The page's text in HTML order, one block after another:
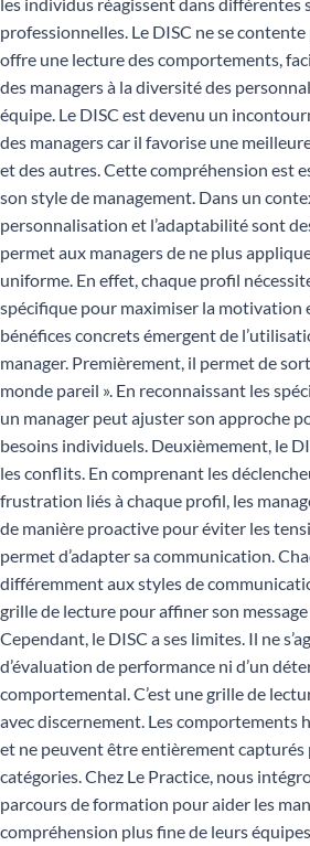
professionnelles. Le DISC ne se contente
offre une lecture des comportements,
des managers à la diversité des
équipe. Le DISC est devenu un
des managers car il favorise une
et des autres. Cette compréhension est
son style de management. Dans un
personnalisation et l’adaptabilité sont
permet aux managers de ne plus
uniforme. En effet, chaque profil
spécifique pour maximiser la motivation
bénéfices concrets émergent de
manager. Premièrement, il permet de
monde pareil ». En reconnaissant les
un manager peut ajuster son approche
besoins individuels. Deuxièmement, le
les conflits. En comprenant les
frustration liés à chaque profil, les
de manière proactive pour éviter les
permet d’adapter sa communication.
différemment aux styles de
grille de lecture pour affiner son
Cependant, le DISC a ses limites. Il ne
d’évaluation de performance ni d’un
comportemental. C’est une grille de
avec discernement. Les comportements
et ne peuvent être entièrement capturés
catégories. Chez Le Practice, nous
parcours de formation pour aider les
compréhension plus fine de leurs